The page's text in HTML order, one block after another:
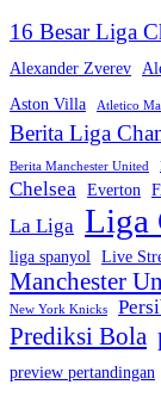
16 Besar Liga
Alexander Zverev
Aston Villa Atletico
Berita Liga
Berita Manchester United
Chelsea Everton
La Liga Liga
liga spanyol Live
Manchester
New York Knicks
Prediksi Bola
preview pertandingan